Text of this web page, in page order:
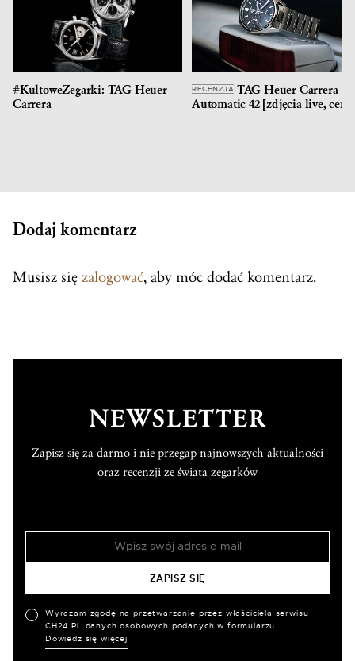
#KultoweZegarki: TAG Heuer
Carrera
RECENZJA TAG Heuer Carrera
Automatic 42 [zdjęcia live,
Dodaj komentarz
Musisz się zalogować, aby móc dodać komentarz.
NEWSLETTER
Zapisz się za darmo i nie przegap najnowszych aktualności
oraz recenzji ze świata zegarków
Wyrażam zgodę na przetwarzanie przez właściciela serwisu
CH24.PL danych osobowych podanych w formularzu.
Dowiedz się więcej